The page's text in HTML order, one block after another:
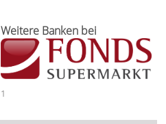
Weitere Banken bei
1